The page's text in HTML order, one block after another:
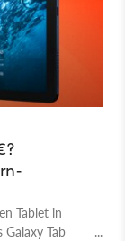
Tablet in
Tab